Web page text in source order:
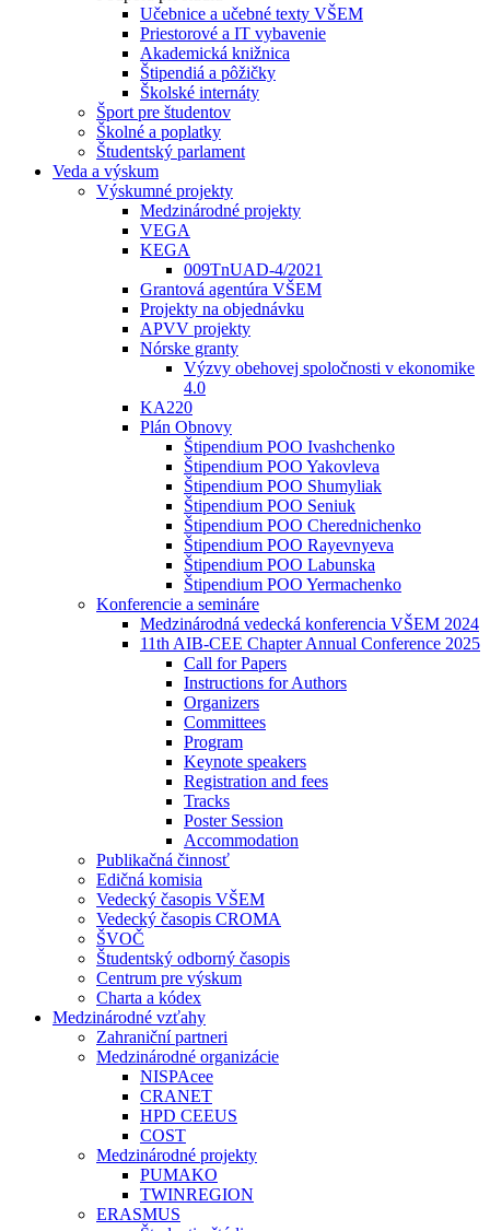
Učebnice a učebné texty VŠEM
Priestorové a IT vybavenie
Akademická knižnica
Štipendiá a pôžičky
Školské internáty
Šport pre študentov
Školné a poplatky
Študentský parlament
Veda a výskum
Výskumné projekty
Medzinárodné projekty
VEGA
KEGA
009TnUAD-4/2021
Grantová agentúra VŠEM
Projekty na objednávku
APVV projekty
Nórske granty
Výzvy obehovej spoločnosti v ekonomike
4.0
KA220
Plán Obnovy
Štipendium POO Ivashchenko
Štipendium POO Yakovleva
Štipendium POO Shumyliak
Štipendium POO Seniuk
Štipendium POO Cherednichenko
Štipendium POO Rayevnyeva
Štipendium POO Labunska
Štipendium POO Yermachenko
Konferencie a semináre
Medzinárodná vedecká konferencia VŠEM 2024
11th AIB-CEE Chapter Annual Conference 2025
Call for Papers
Instructions for Authors
Organizers
Committees
Program
Keynote speakers
Registration and fees
Tracks
Poster Session
Accommodation
Publikačná činnosť
Edičná komisia
Vedecký časopis VŠEM
Vedecký časopis CROMA
ŠVOČ
Študentský odborný časopis
Centrum pre výskum
Charta a kódex
Medzinárodné vzťahy
Zahraniční partneri
Medzinárodné organizácie
NISPAcee
CRANET
HPD CEEUS
COST
Medzinárodné projekty
PUMAKO
TWINREGION
ERASMUS